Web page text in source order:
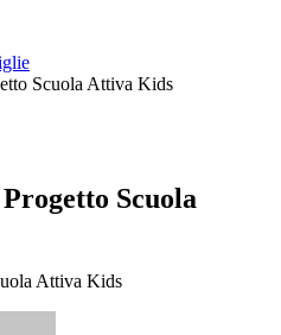
Scuola Attiva Kids
Scuola
Attiva Kids